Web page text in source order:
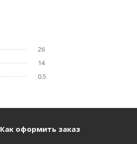
26
14
0.5
Как оформить заказ